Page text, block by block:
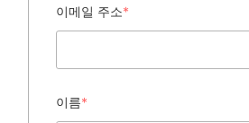
이메일 주소*
이름*